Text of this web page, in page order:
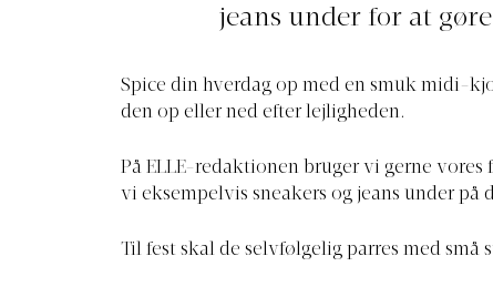
jeans under for at
Spice din hverdag op med en smuk midi-
den op eller ned efter lejligheden.
På ELLE-redaktionen bruger vi gerne
vi eksempelvis sneakers og jeans under på
Til fest skal de selvfølgelig parres med små